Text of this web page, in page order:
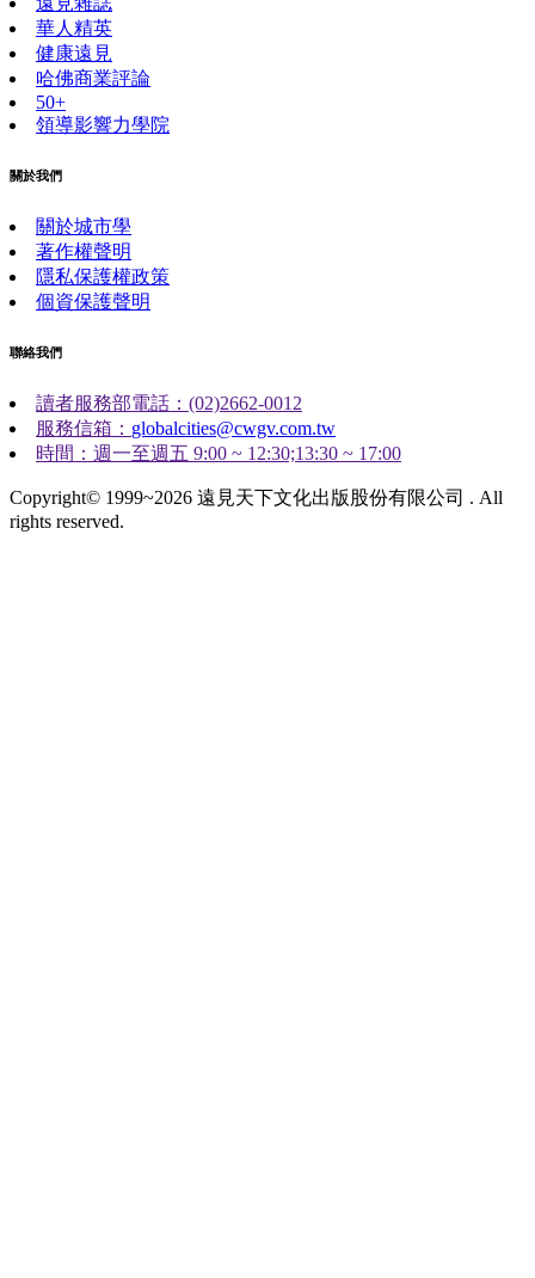
華人精英
健康遠見
哈佛商業評論
50+
領導影響力學院
關於我們
關於城市學
著作權聲明
隱私保護權政策
個資保護聲明
聯絡我們
讀者服務部電話：(02)2662-0012
服務信箱： globalcities@cwgv.com.tw
時間：週一至週五 9:00 ~ 12:30;13:30 ~ 17:00
Copyright© 1999~2026 遠見天下文化出版股份有限公司 . All
rights reserved.